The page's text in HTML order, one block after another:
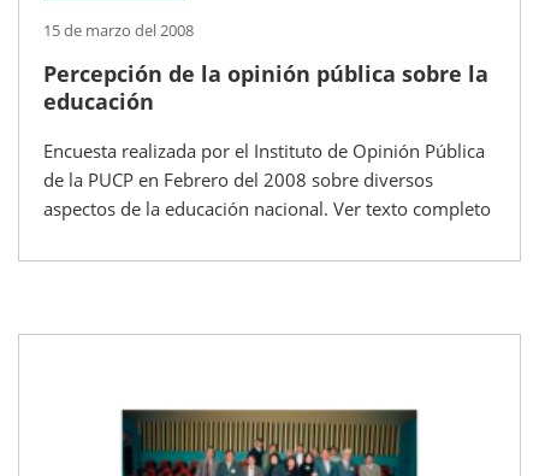
15 de marzo del 2008
Percepción de la opinión pública sobre la
educación
Encuesta realizada por el Instituto de Opinión Pública
de la PUCP en Febrero del 2008 sobre diversos
aspectos de la educación nacional. Ver texto completo